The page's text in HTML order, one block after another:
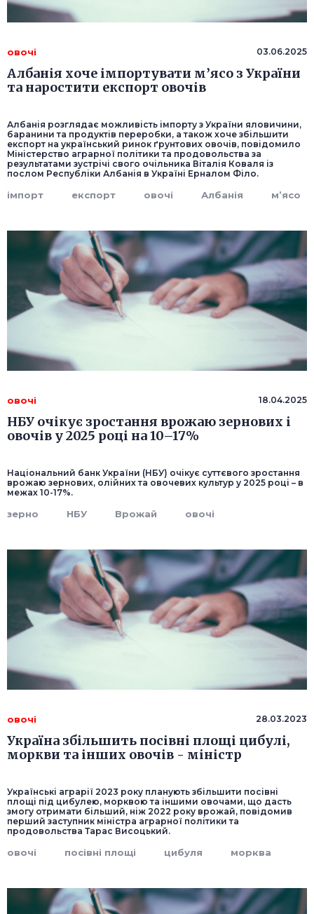
овочі 03.06.2025
Албанія хоче імпортувати м’ясо з України
та наростити експорт овочів
Албанія розглядає можливість імпорту з України яловичини,
баранини та продуктів переробки, а також хоче збільшити
експорт на український ринок ґрунтових овочів, повідомило
Міністерство аграрної політики та продовольства за
результатами зустрічі свого очільника Віталія Коваля із
послом Республіки Албанія в Україні Ерналом Філо.
імпорт експорт овочі Албанія м’ясо
овочі 18.04.2025
НБУ очікує зростання врожаю зернових і
овочів у 2025 році на 10–17%
Національний банк України (НБУ) очікує суттєвого зростання
врожаю зернових, олійних та овочевих культур у 2025 році – в
межах 10-17%.
зерно НБУ Врожай овочі
овочі 28.03.2023
Україна збільшить посівні площі цибулі,
моркви та інших овочів - міністр
Українські аграрії 2023 року планують збільшити посівні
площі під цибулею, морквою та іншими овочами, що дасть
змогу отримати більший, ніж 2022 року врожай, повідомив
перший заступник міністра аграрної політики та
продовольства Тарас Висоцький.
овочі посівні площі цибуля морква